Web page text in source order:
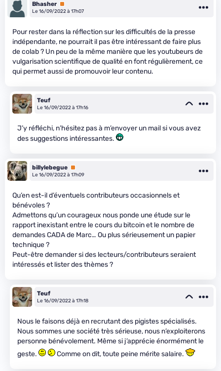
Bhasher Premium
Le 16/09/2022 à 17h07
Pour rester dans la réflection sur les difficultés de la presse
indépendante, ne pourrait il pas être intéressant de faire plus
de colab ? Un peu de la même manière que les youtubeurs de
vulgarisation scientifique de qualité en font régulièrement, ce
qui permet aussi de promouvoir leur contenu.
Teuf
Le 16/09/2022 à 17h16
J’y réfléchi, n’hésitez pas à m’envoyer un mail si vous avez
des suggestions intéressantes.
billylebegue Premium
Le 16/09/2022 à 17h09
Qu’en est-il d’éventuels contributeurs occasionnels et
bénévoles ?
Admettons qu’un courageux nous ponde une étude sur le
rapport inexistant entre le cours du bitcoin et le nombre de
demandes CADA de Marc… Ou plus sérieusement un papier
technique ?
Peut-être demander si des lecteurs/contributeurs seraient
intéressés et lister des thèmes ?
Teuf
Le 16/09/2022 à 17h18
Nous le faisons déjà en recrutant des pigistes spécialisés.
Nous sommes une société très sérieuse, nous n’exploiterons
personne bénévolement. Même si j’apprécie énormément le
geste.
Comme on dit, toute peine mérite salaire.